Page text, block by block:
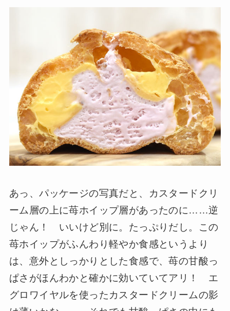
あっ、パッケージの写真だと、カスタードクリ
ーム層の上に苺ホイップ層があったのに……逆
じゃん！ いいけど別に。たっぷりだし。この
苺ホイップがふんわり軽やか食感というより
は、意外としっかりとした食感で、苺の甘酸っ
ぱさがほんわかと確かに効いていてアリ！ エ
グロワイヤルを使ったカスタードクリームの影